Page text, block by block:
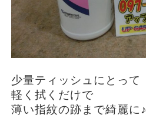
少量ティッシュにとって
軽く拭くだけで
薄い指紋の跡まで綺麗に♪